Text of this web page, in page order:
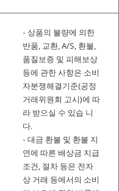
- 상품의 불량에 의한
반품, 교환, A/S, 환불,
품질보증 및 피해보상
등에 관한 사항은 소비
자분쟁해결기준(공정
거래위원회 고시)에 따
라 받으실 수 있습 니
다.
- 대금 환불 및 환불 지
연에 따른 배상금 지급
조건, 절차 등은 전자
상 거래 등에서의 소비